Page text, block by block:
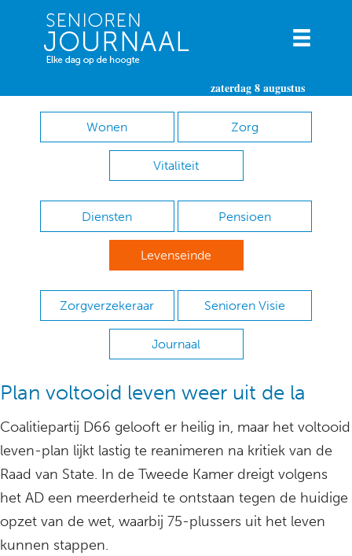
zaterdag 8 augustus
Wonen Zorg
Vitaliteit
Diensten Pensioen
Levenseinde
Zorgverzekeraar Senioren Visie
Journaal
Plan voltooid leven weer uit de la
Coalitiepartij D66 gelooft er heilig in, maar het voltooid
leven-plan lijkt lastig te reanimeren na kritiek van de
Raad van State. In de Tweede Kamer dreigt volgens
het AD een meerderheid te ontstaan tegen de huidige
opzet van de wet, waarbij 75-plussers uit het leven
kunnen stappen.